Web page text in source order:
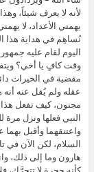
لأنه لا يعرف شيئاً،
يهمني الأعداد، لا
نُساهِم في هداية هذا
اليوم لقام عليه
وقت كافٍ يا أخي؟
مقضية في الخيرات
عقله ولم يُقل عنه
مجنون، كيف تفعل
النبي فعلها ونزل
واعتنقهما وأقبل
السلام، لكن الآن في
هارون وما إلى ذلك،